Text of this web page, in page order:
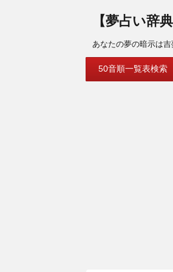
【夢占い辞
あなたの夢の暗示は吉
50音順一覧表検索